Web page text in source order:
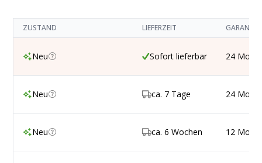
ZUSTAND LIEFERZEIT GARANTIE
Neu Sofort lieferbar 24
Neu ca. 7 Tage 24
Neu ca. 6 Wochen 12